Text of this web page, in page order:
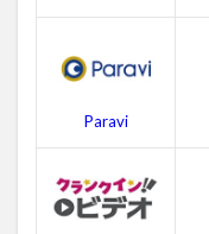
4
ッ
ン
ポ
Paravi